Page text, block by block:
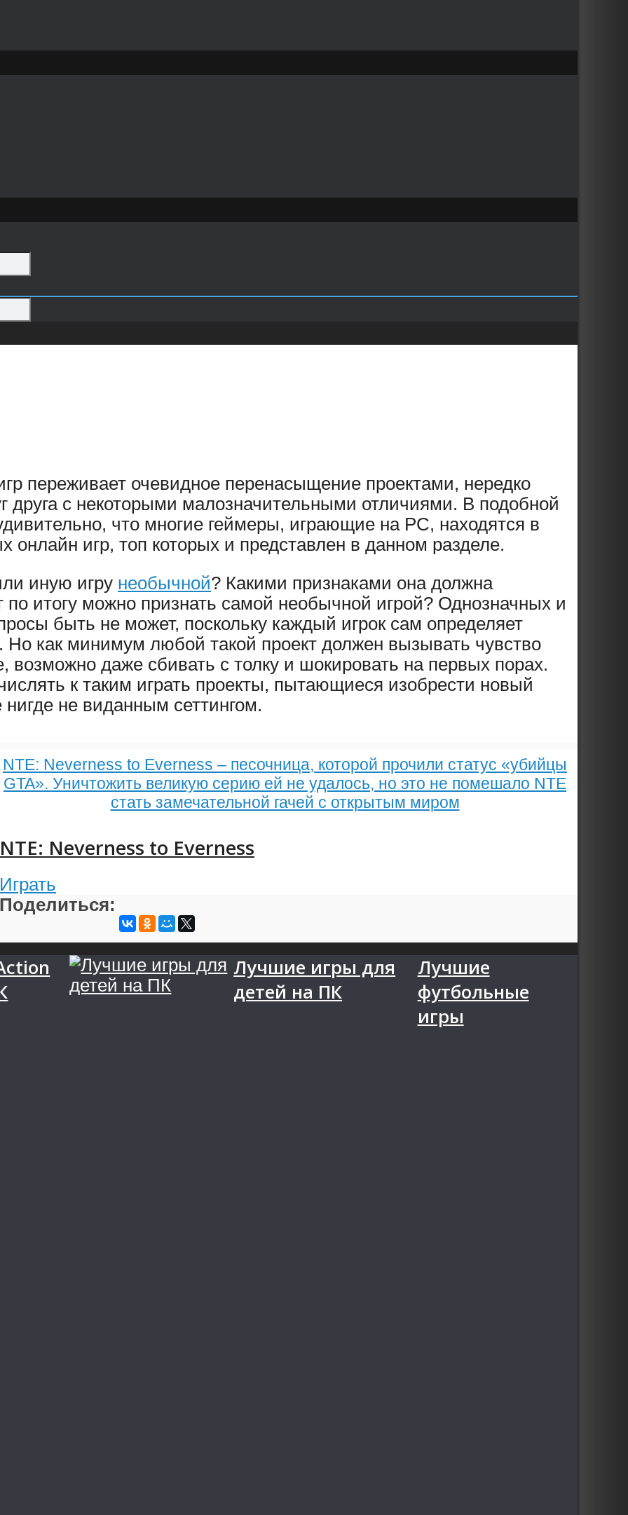
переживает очевидное перенасыщение проектами, нередко
друга с некоторыми малозначительными отличиями. В подобной
что многие геймеры, играющие на PC, находятся в
игр, топ которых и представлен в данном разделе.
иную игру необычной? Какими признаками она должна
по итогу можно признать самой необычной игрой? Однозначных и
быть не может, поскольку каждый игрок сам определяет
как минимум любой такой проект должен вызывать чувство
возможно даже сбивать с толку и шокировать на первых порах.
к таким играть проекты, пытающиеся изобрести новый
не виданным сеттингом.
NTE: Neverness to Everness – песочница, которой прочили статус «убийцы
GTA». Уничтожить великую серию ей не удалось, но это не помешало NTE
стать замечательной гачей с открытым миром
NTE: Neverness to Everness
Играть
Поделиться:
Лучшие игры для
детей на ПК
Лучшие
футбольные
игры